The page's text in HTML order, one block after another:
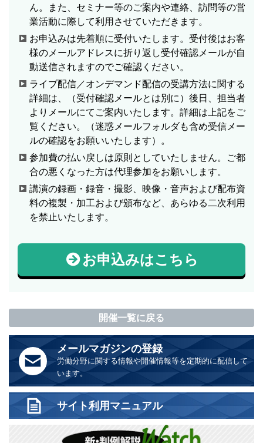
ん。また、セミナー等のご案内や連絡、訪問等の営
業活動に際して利用させていただきます。
お申込みは先着順に受付いたします。受付後はお客
様のメールアドレスに折り返し受付確認メールが自
動送信されますのでご確認ください。
ライブ配信／オンデマンド配信の受講方法に関する
詳細は、（受付確認メールとは別に）後日、担当者
よりメールにてご案内いたします。詳細は上記をご
覧ください。（迷惑メールフォルダも含め受信メー
ルの確認をお願いいたします）。
参加費の払い戻しは原則としていたしません。ご都
合の悪くなった方は代理参加をお願いします。
講演の録画・録音・撮影、映像・音声および配布資
料の複製・加工および頒布など、あらゆる二次利用
を禁止いたします。
お申込みはこちら
開催一覧に戻る
メールマガジンの登録
労働分野に関する情報や開催情報等を定期的に配信して
います。
サイト利用マニュアル